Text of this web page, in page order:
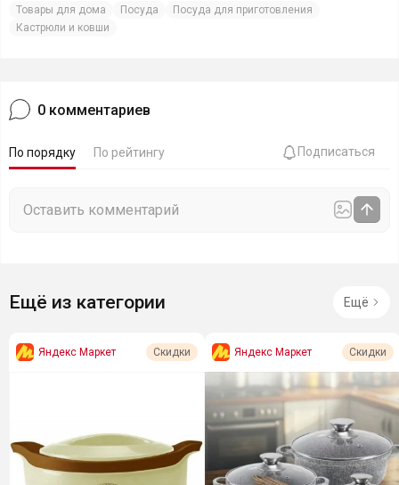
Товары для дома Посуда
Посуда для приготовления
Кастрюли и ковши
0 комментариев
По порядку По рейтингу Подписаться
Ещё из категории Ещё
Яндекс Маркет Скидки Яндекс Маркет Скидки